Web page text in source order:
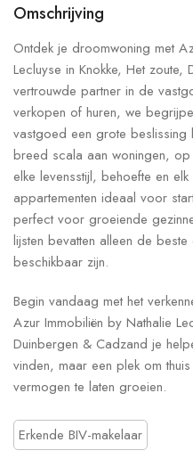
Omschrijving
Ontdek je droomwoning met
Lecluyse in Knokke, Het
vertrouwde partner in de
verkopen of huren, we
vastgoed een grote beslissing
breed scala aan woningen,
elke levensstijl, behoefte en
appartementen ideaal voor
perfect voor groeiende
lijsten bevatten alleen de
beschikbaar zijn.
Begin vandaag met het
Azur Immobiliën by Nathalie
Duinbergen & Cadzand je
vinden, maar een plek om
vermogen te laten groeien.
Erkende BIV-makelaar